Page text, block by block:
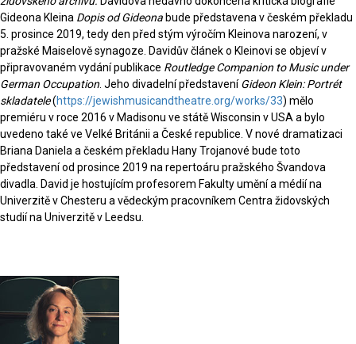
Gideona Kleina Dopis od Gideona bude představena v českém překladu
5. prosince 2019, tedy den před stým výročím Kleinova narození, v
pražské Maiselově synagoze. Davidův článek o Kleinovi se objeví v
připravovaném vydání publikace Routledge Companion to Music under
German Occupation . Jeho divadelní představeníGideon Klein: Portrét
skladatele(https://jewishmusicandtheatre.org/works/33) mělo
premiéru v roce 2016 v Madisonu ve státě Wisconsin v USA a bylo
uvedeno také ve Velké Británii a České republice. V nové dramatizaci
Briana Daniela a českém překladu Hany Trojanové bude toto
představení od prosince 2019 na repertoáru pražského Švandova
divadla. David je hostujícím profesorem Fakulty umění a médií na
Univerzitě v Chesteru a vědeckým pracovníkem Centra židovských
studií na Univerzitě v Leedsu.